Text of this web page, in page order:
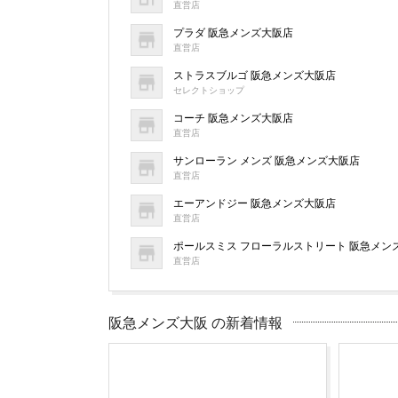
直営店
プラダ 阪急メンズ大阪店
直営店
ストラスブルゴ 阪急メンズ大阪店
セレクトショップ
コーチ 阪急メンズ大阪店
直営店
サンローラン メンズ 阪急メンズ大阪店
直営店
エーアンドジー 阪急メンズ大阪店
直営店
ポールスミス フローラルストリート 阪急メン
直営店
阪急メンズ大阪 の新着情報